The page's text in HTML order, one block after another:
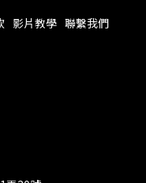
影片教學 聯繫我們